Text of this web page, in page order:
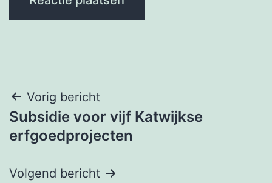
Bericht
navigatie
Vorig bericht
Subsidie voor vijf Katwijkse
erfgoedprojecten
Volgend bericht